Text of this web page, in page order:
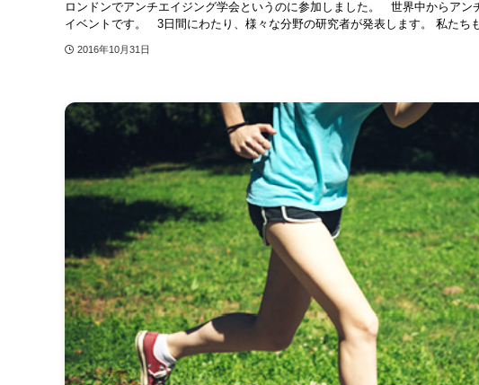
ロンドンでアンチエイジング学会というのに参加しました。 世界中からア
イベントです。 3日間にわたり、様々な分野の研究者が発表します。 私たち
2016年10月31日